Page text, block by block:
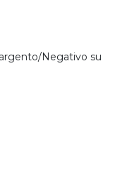
Negativo su